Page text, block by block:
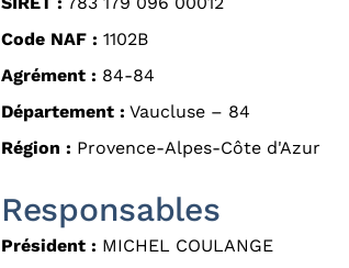
Code NAF : 1102B
Agrément : 84-84
Département : Vaucluse – 84
Région : Provence-Alpes-Côte d'Azur
Responsables
Président : MICHEL COULANGE